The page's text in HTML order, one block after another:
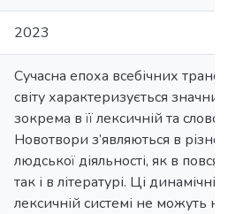
2023
Сучасна епоха всебічних
світу характеризується
зокрема в її лексичній та
Новотвори з’являються в
людської діяльності, як в
так і в літературі. Ці динамічні
лексичній системі не можуть